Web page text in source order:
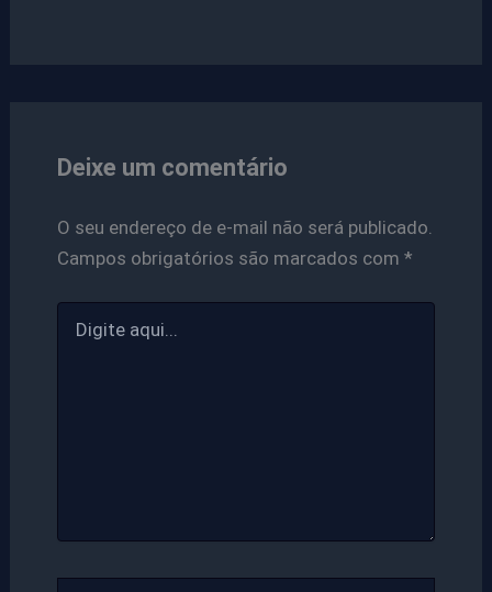
Deixe um comentário
O seu endereço de e-mail não será publicado.
Campos obrigatórios são marcados com *
aqui...